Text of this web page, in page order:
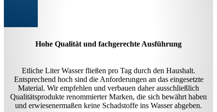
Hohe Qualität und fachgerechte Ausführung
Etliche Liter Wasser fließen pro Tag durch den Haushalt.
Entsprechend hoch sind die Anforderungen an das eingesetzte
Material. Wir empfehlen und verbauen daher ausschließlich
Qualitätsprodukte renommierter Marken, die sich bewährt haben
und erwiesenermaßen keine Schadstoffe ins Wasser abgeben.